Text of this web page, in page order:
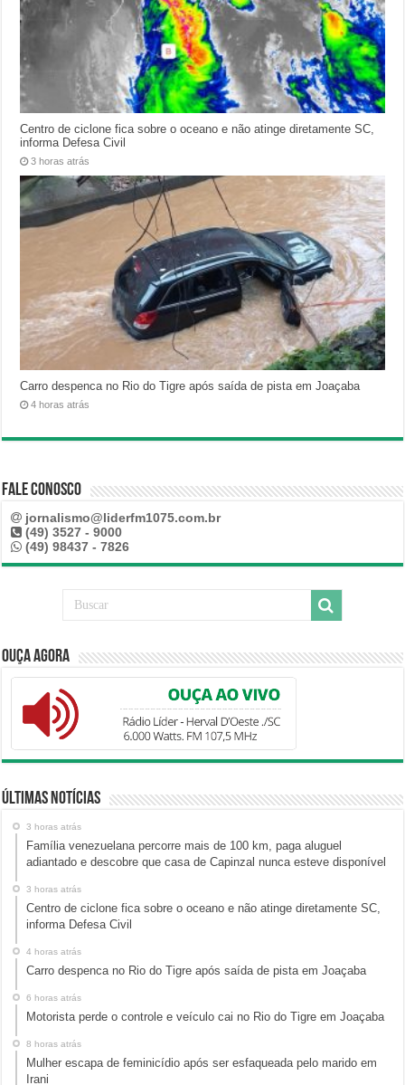
Centro de ciclone fica sobre o oceano e não atinge diretamente SC,
informa Defesa Civil
3 horas atrás
Carro despenca no Rio do Tigre após saída de pista em Joaçaba
4 horas atrás
Fale Conosco
jornalismo@liderfm1075.com.br
(49) 3527 - 9000
(49) 98437 - 7826
Ouça Agora
Últimas Notícias
3 horas atrás
Família venezuelana percorre mais de 100 km, paga aluguel
adiantado e descobre que casa de Capinzal nunca esteve disponível
3 horas atrás
Centro de ciclone fica sobre o oceano e não atinge diretamente SC,
informa Defesa Civil
4 horas atrás
Carro despenca no Rio do Tigre após saída de pista em Joaçaba
6 horas atrás
Motorista perde o controle e veículo cai no Rio do Tigre em Joaçaba
8 horas atrás
Mulher escapa de feminicídio após ser esfaqueada pelo marido em
Irani